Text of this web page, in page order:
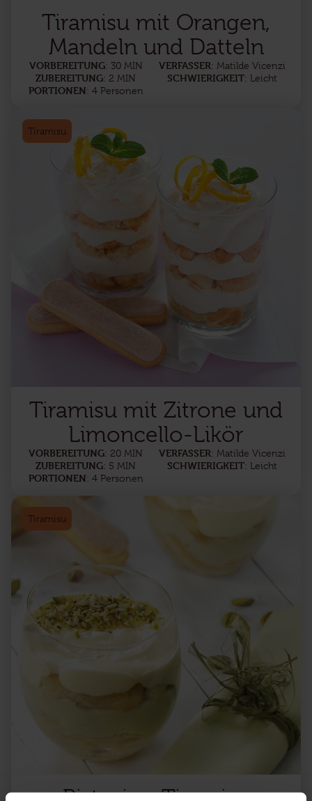
Tiramisu mit Orangen,
Mandeln und Datteln
VORBEREITUNG: 30 MIN
ZUBEREITUNG: 2 MIN
PORTIONEN: 4 Personen
VERFASSER: Matilde Vicenzi
SCHWIERIGKEIT: Leicht
Tiramisu mit Zitrone und
Limoncello-Likör
VORBEREITUNG: 20 MIN
ZUBEREITUNG: 5 MIN
PORTIONEN: 4 Personen
VERFASSER: Matilde Vicenzi
SCHWIERIGKEIT: Leicht
Tiramisu
Tiramisu